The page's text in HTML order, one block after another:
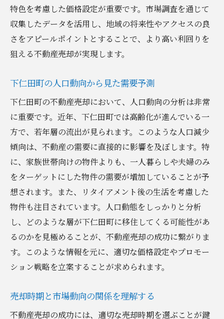
特色を考慮した価格設定が重要です。市場調査を通じて
収集したデータを活用し、地域の将来性やアクセスの良
さをアピールポイントとすることで、より高い利回りを
狙える不動産売却が実現します。
下仁田町の人口動向から見た需要予測
下仁田町の不動産売却において、人口動向の分析は非常
に重要です。近年、下仁田町では高齢化が進んでいる一
方で、若年層の流出が見られます。このような人口減少
傾向は、不動産の需要に直接的に影響を及ぼします。特
に、家族世帯向けの物件よりも、一人暮らしや夫婦のみ
をターゲットにした物件の需要が増加していることが予
想されます。また、リタイアメント後の生活を考慮した
物件も注目されています。人口動態をしっかりと分析
し、どのような層が下仁田町に移住してくる可能性があ
るのかを見極めることが、不動産売却の成功に繋がりま
す。このような情報を元に、適切な価格設定やプロモー
ション戦略を立案することが求められます。
売却時期と市場動向の関係を理解する
不動産売却の成功には、適切な売却時期を選ぶことが鍵